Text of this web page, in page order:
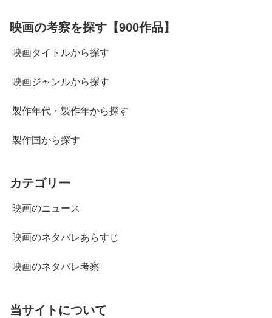
映画の考察を探す【900作品】
映画タイトルから探す
映画ジャンルから探す
製作年代・製作年から探す
製作国から探す
カテゴリー
映画のニュース
映画のネタバレあらすじ
映画のネタバレ考察
当サイトについて